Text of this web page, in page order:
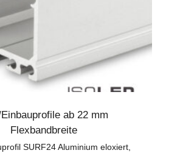
ab 22 mm
Flexbandbreite
SURF24 Aluminium eloxiert,